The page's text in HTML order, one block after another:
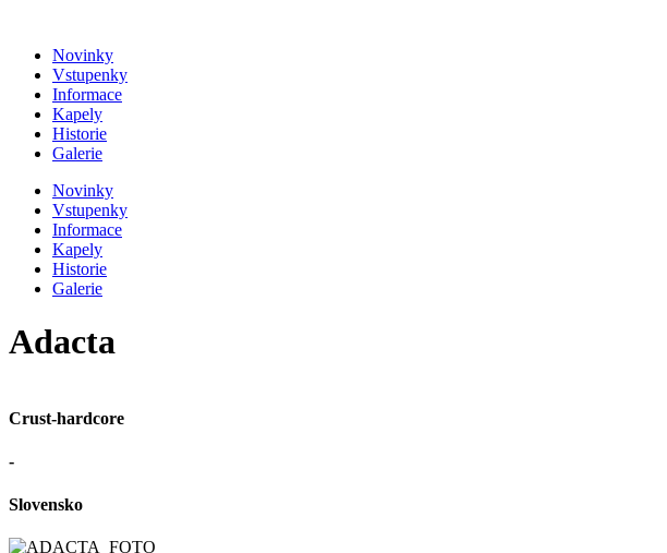
obsahuNovinky
Vstupenky
Informace
Kapely
Historie
Galerie
Novinky
Vstupenky
Informace
Kapely
Historie
Galerie
Adacta
Crust-hardcore
-
Slovensko